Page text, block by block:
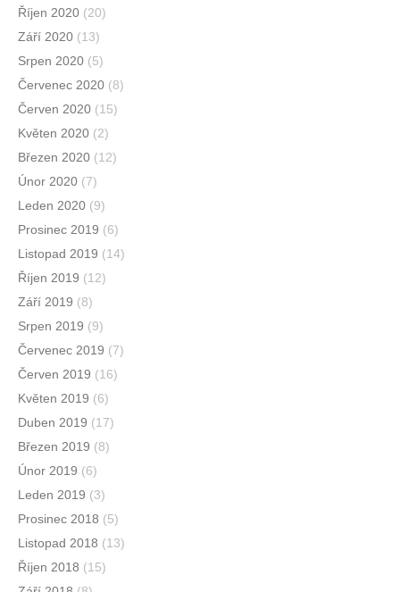
Říjen 2020 (20)
Září 2020 (13)
Srpen 2020 (5)
Červenec 2020 (8)
Červen 2020 (15)
Květen 2020 (2)
Březen 2020 (12)
Únor 2020 (7)
Leden 2020 (9)
Prosinec 2019 (6)
Listopad 2019 (14)
Říjen 2019 (12)
Září 2019 (8)
Srpen 2019 (9)
Červenec 2019 (7)
Červen 2019 (16)
Květen 2019 (6)
Duben 2019 (17)
Březen 2019 (8)
Únor 2019 (6)
Leden 2019 (3)
Prosinec 2018 (5)
Listopad 2018 (13)
Říjen 2018 (15)